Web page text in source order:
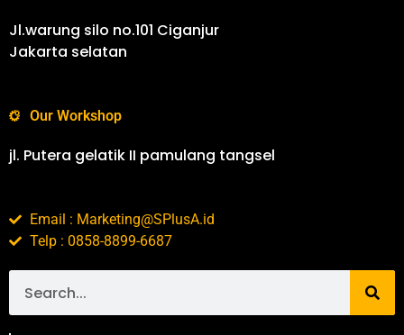
Jl.warung silo no.101 Ciganjur
Jakarta selatan
Our Workshop
jl. Putera gelatik II pamulang tangsel
Email : Marketing@SPlusA.id
Telp : 0858-8899-6687